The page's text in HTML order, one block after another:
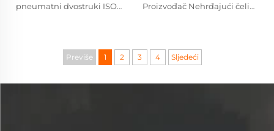
pneumatni dvostruki ISO
Proizvođač Nehrđajući čelik
Previše 1 2 3 4 Sljedeći